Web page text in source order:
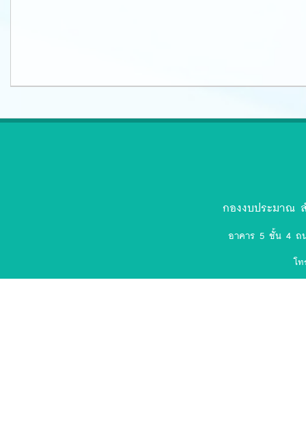
(75).png
กองงบประมาณ
อาคาร 5 ชั้น 4 ถ
โ